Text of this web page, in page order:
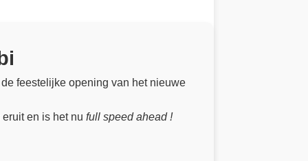
feestelijke opening van het nieuwe
en is het nu full speed ahead !